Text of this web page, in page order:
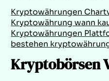
Kryptowährungen
Kryptowährung wann
Kryptowährungen
bestehen
Kryptobörsen